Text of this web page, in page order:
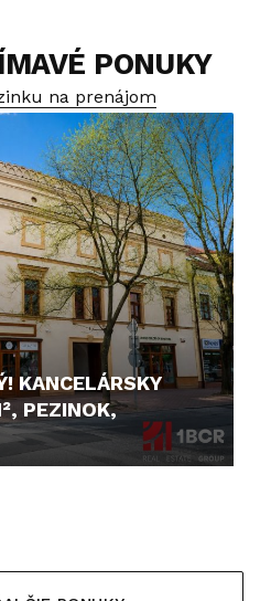
PONUKY
na prenájom
KANCELÁRSKY
PEZINOK,